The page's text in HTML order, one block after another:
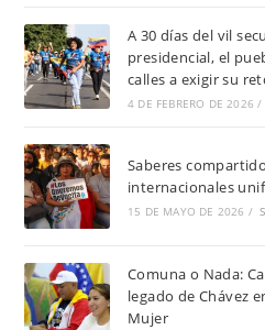
A 30 días del vil
presidencial, el
calles a exigir su
4 DE FEBRERO DE 2026 /
Saberes
internacionales
15 DE MAYO DE 2026 /
Comuna o Nada:
legado de Chávez
Mujer